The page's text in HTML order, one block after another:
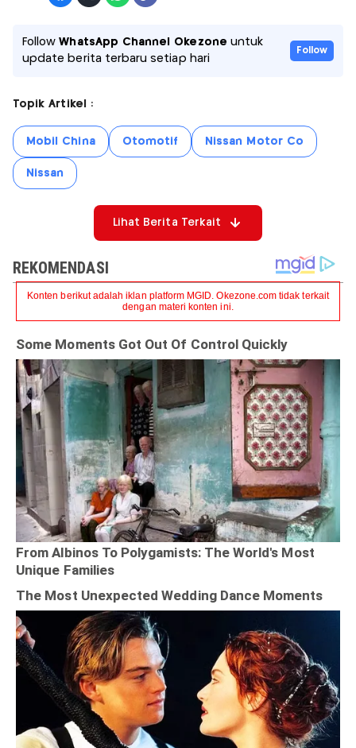
FollowWhatsApp Channel Okezone untuk
update berita terbaru setiap hari
Follow
Topik Artikel :
Mobil China Otomotif Nissan Motor Co
Nissan
Lihat Berita Terkait